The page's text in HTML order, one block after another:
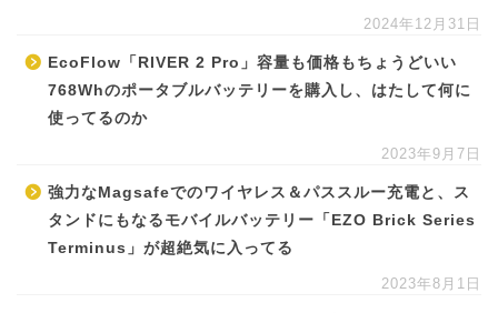
2024年12月31日
EcoFlow「RIVER 2 Pro」容量も価格もちょうどいい
768Whのポータブルバッテリーを購入し、はたして何に
使ってるのか
2023年9月7日
強力なMagsafeでのワイヤレス＆パススルー充電と、ス
タンドにもなるモバイルバッテリー「EZO Brick Series
Terminus」が超絶気に入ってる
2023年8月1日